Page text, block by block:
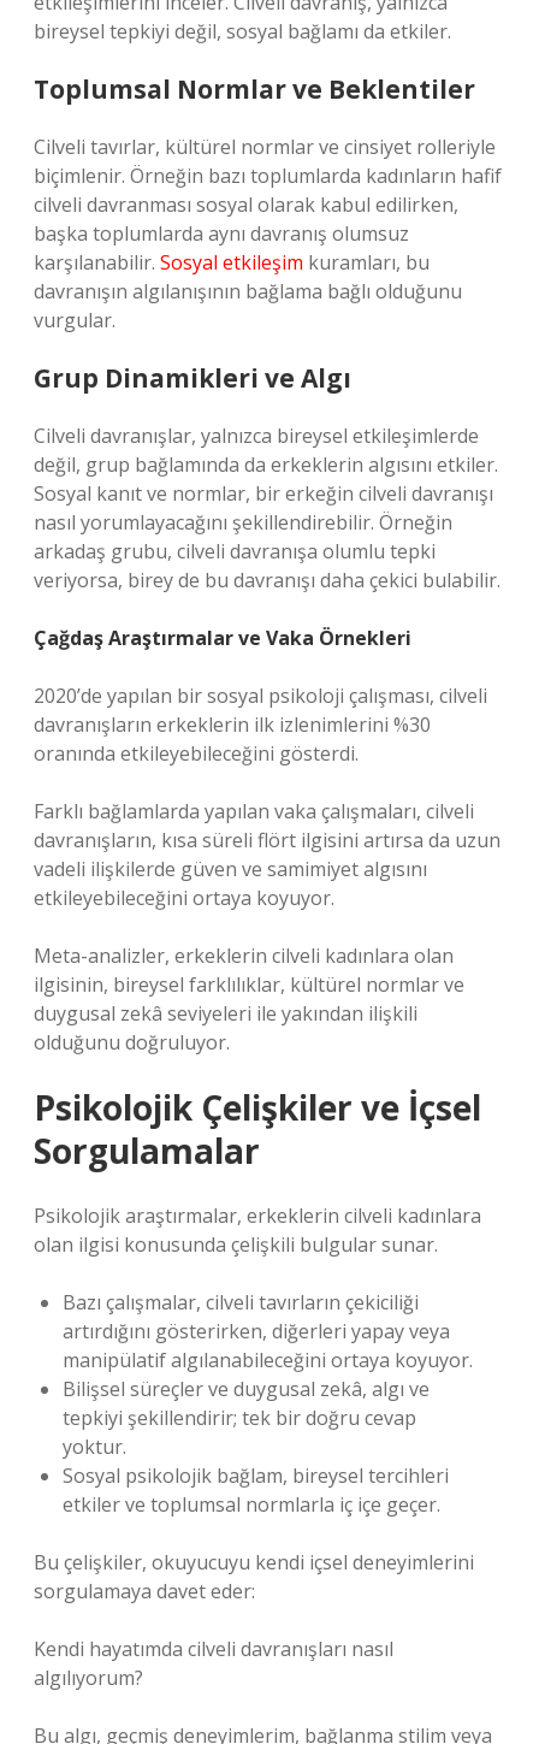
bireysel tepkiyi değil, sosyal bağlamı da etkiler.
Toplumsal Normlar ve Beklentiler
Cilveli tavırlar, kültürel normlar ve cinsiyet rolleriyle
biçimlenir. Örneğin bazı toplumlarda kadınların hafif
cilveli davranması sosyal olarak kabul edilirken,
başka toplumlarda aynı davranış olumsuz
karşılanabilir. Sosyal etkileşim kuramları, bu
davranışın algılanışının bağlama bağlı olduğunu
vurgular.
Grup Dinamikleri ve Algı
Cilveli davranışlar, yalnızca bireysel etkileşimlerde
değil, grup bağlamında da erkeklerin algısını etkiler.
Sosyal kanıt ve normlar, bir erkeğin cilveli davranışı
nasıl yorumlayacağını şekillendirebilir. Örneğin
arkadaş grubu, cilveli davranışa olumlu tepki
veriyorsa, birey de bu davranışı daha çekici bulabilir.
Çağdaş Araştırmalar ve Vaka Örnekleri
2020’de yapılan bir sosyal psikoloji çalışması, cilveli
davranışların erkeklerin ilk izlenimlerini %30
oranında etkileyebileceğini gösterdi.
Farklı bağlamlarda yapılan vaka çalışmaları, cilveli
davranışların, kısa süreli flört ilgisini artırsa da uzun
vadeli ilişkilerde güven ve samimiyet algısını
etkileyebileceğini ortaya koyuyor.
Meta-analizler, erkeklerin cilveli kadınlara olan
ilgisinin, bireysel farklılıklar, kültürel normlar ve
duygusal zekâ seviyeleri ile yakından ilişkili
olduğunu doğruluyor.
Psikolojik Çelişkiler ve İçsel
Sorgulamalar
Psikolojik araştırmalar, erkeklerin cilveli kadınlara
olan ilgisi konusunda çelişkili bulgular sunar.
Bazı çalışmalar, cilveli tavırların çekiciliği
artırdığını gösterirken, diğerleri yapay veya
manipülatif algılanabileceğini ortaya koyuyor.
Bilişsel süreçler ve duygusal zekâ, algı ve
tepkiyi şekillendirir; tek bir doğru cevap
yoktur.
Sosyal psikolojik bağlam, bireysel tercihleri
etkiler ve toplumsal normlarla iç içe geçer.
Bu çelişkiler, okuyucuyu kendi içsel deneyimlerini
sorgulamaya davet eder:
Kendi hayatımda cilveli davranışları nasıl
algılıyorum?
Bu algı, geçmiş deneyimlerim, bağlanma stilim veya